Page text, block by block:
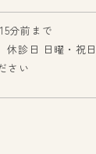
分前まで
休診日 日曜・祝日
さい